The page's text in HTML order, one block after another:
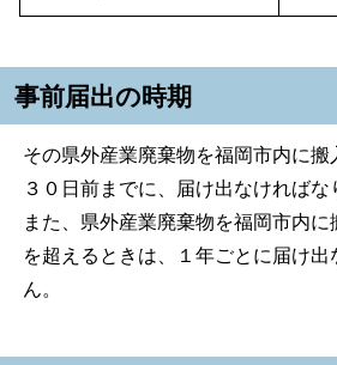
事前届出の時期
その県外産業廃棄物を福岡市内に
３０日前までに、届け出なければな
また、県外産業廃棄物を福岡市内
を超えるときは、１年ごとに届け
ん。